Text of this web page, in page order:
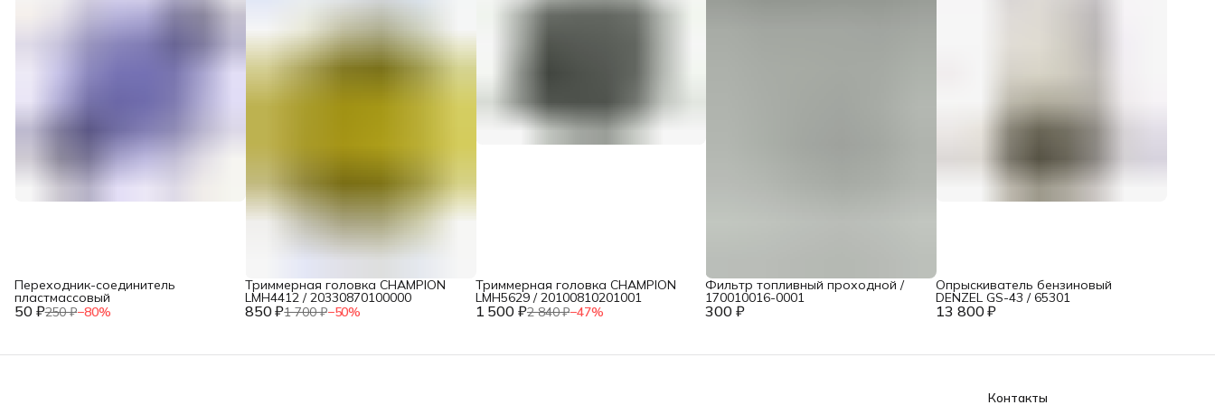
50 ₽250 ₽−80%
Переходник-соединитель
пластмассовый
850 ₽1 700 ₽−50%
Триммерная головка CHAMPION
LMH4412 / 20330870100000
1 500 ₽2 840 ₽−47%
Триммерная головка CHAMPION
LMH5629 / 20100810201001
300 ₽
Фильтр топливный проходной /
170010016-0001
13 800 ₽
Опрыскиватель бензиновый
DENZEL GS-43 / 65301
Контакты